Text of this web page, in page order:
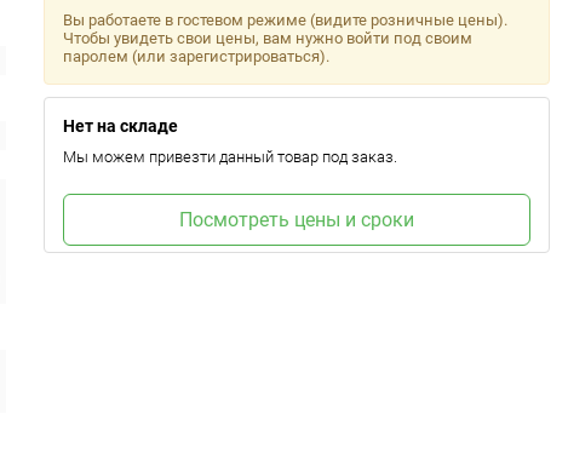
Вы работаете в гостевом режиме (видите розничные цены).
Чтобы увидеть свои цены, вам нужно войти под своим
паролем (или зарегистрироваться).
Нет на складе
Мы можем привезти данный товар под заказ.
Посмотреть цены и сроки